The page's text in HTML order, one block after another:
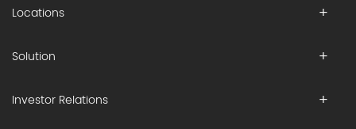
Locations
Solution
Investor Relations